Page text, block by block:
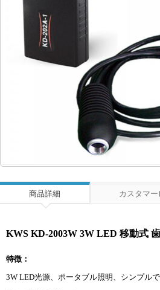
商品詳細 カスタマ
KWS KD-2003W 3W LED 移動式
特徴：
3W LED光源、ポータブル照明、シンプルで